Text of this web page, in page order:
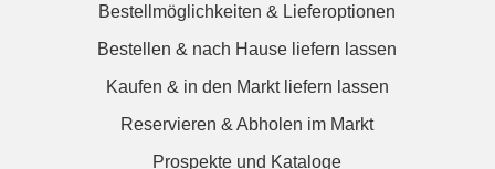
Bestellmöglichkeiten & Lieferoptionen
Bestellen & nach Hause liefern lassen
Kaufen & in den Markt liefern lassen
Reservieren & Abholen im Markt
Prospekte und Kataloge